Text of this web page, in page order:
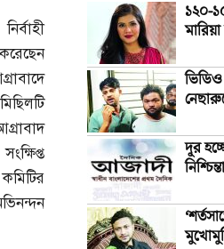
১২০-
দূর